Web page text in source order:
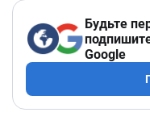
Будьте
Google